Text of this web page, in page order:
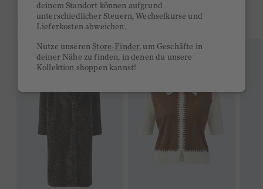
DAS KÖNNTE DIR GEFALLEN
deinem Standort können aufgrund
unterschiedlicher Steuern, Wechselkurse und
Lieferkosten abweichen.
Nutze unserenStore-Finder, um Geschäfte in
deiner Nähe zu finden, in denen du unsere
Kollektion shoppen kannst!